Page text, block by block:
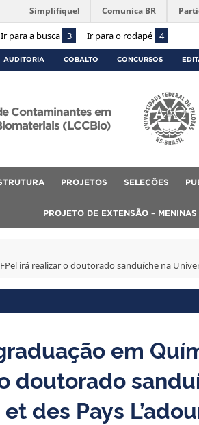
Ir para a busca 3 Ir para o rodapé 4
Simplifique! Comunica BR
AUDITORIA COBALTO CONCURSOS
Contaminantes em
(LCCBio)
PROJETOS SELEÇÕES
PROJETO DE EXTENSÃO –
irá realizar o doutorado sanduíche na
em
doutorado
des Pays